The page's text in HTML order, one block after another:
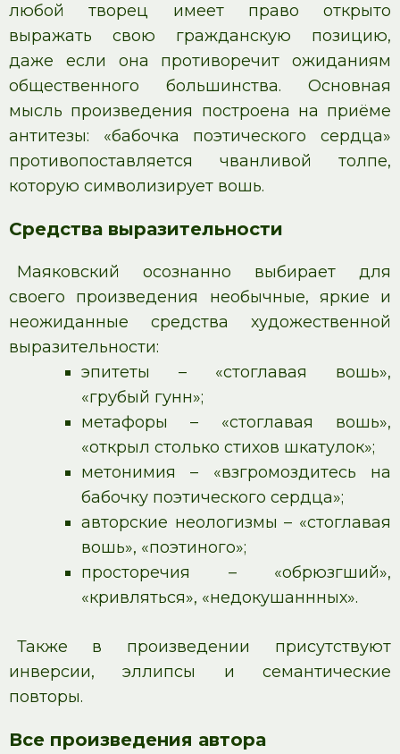
любой творец имеет право открыто
выражать свою гражданскую позицию,
даже если она противоречит ожиданиям
общественного большинства. Основная
мысль произведения построена на приёме
антитезы: «бабочка поэтического сердца»
противопоставляется чванливой толпе,
которую символизирует вошь.
Средства выразительности
Маяковский осознанно выбирает для
своего произведения необычные, яркие и
неожиданные средства художественной
выразительности:
эпитеты – «стоглавая вошь»,
«грубый гунн»;
метафоры – «стоглавая вошь»,
«открыл столько стихов шкатулок»;
метонимия – «взгромоздитесь на
бабочку поэтического сердца»;
авторские неологизмы – «стоглавая
вошь», «поэтиного»;
просторечия – «обрюзгший»,
«кривляться», «недокушаннных».
Также в произведении присутствуют
инверсии, эллипсы и семантические
повторы.
Все произведения автора